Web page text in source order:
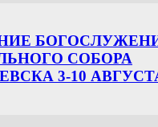
СОБОРА
3-10